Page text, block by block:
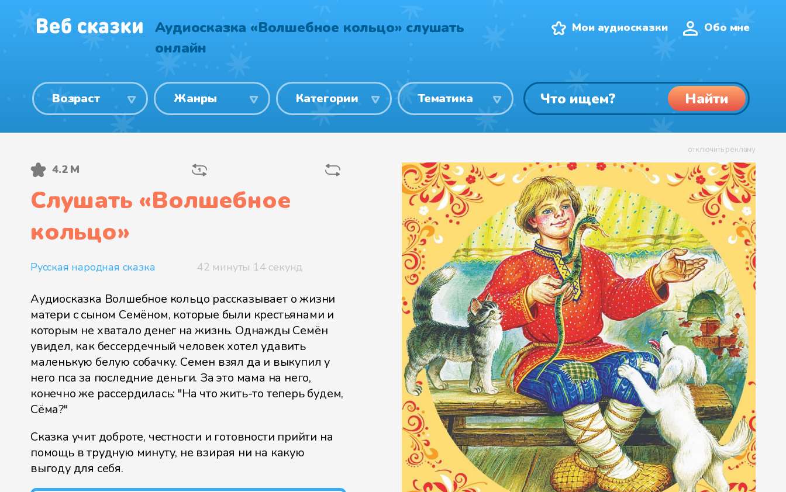
Аудиосказка «Волшебное кольцо» слушать
онлайн
Мои аудиосказки Обо мне
Возраст Жанры Категории Тематика Найти
отключить рекламу
4.2 М
Слушать «Волшебное
кольцо»
Русская народная сказка 42 минуты 14 секунд
Аудиосказка Волшебное кольцо рассказывает о жизни
матери с сыном Семёном, которые были крестьянами и
которым не хватало денег на жизнь. Однажды Семён
увидел, как бессердечный человек хотел удавить
маленькую белую собачку. Семен взял да и выкупил у
него пса за последние деньги. За это мама на него,
конечно же рассердилась: "На что жить-то теперь будем,
Сёма?"
Сказка учит доброте, честности и готовности прийти на
помощь в трудную минуту, не взирая ни на какую
выгоду для себя.